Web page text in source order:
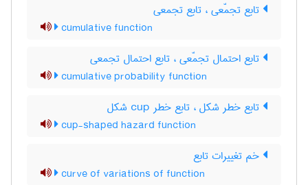
تابع تجمّعی ، تابع تجمعی
cumulative function
تابع احتمال تجمّعی ، تابع احتمال تجمعی
cumulative probability function
تابع خطر شکل ، تابع خطر ‌c‌u‌p شکل
cup-shaped hazard function
خم تغییرات تابع
curve of variations of function